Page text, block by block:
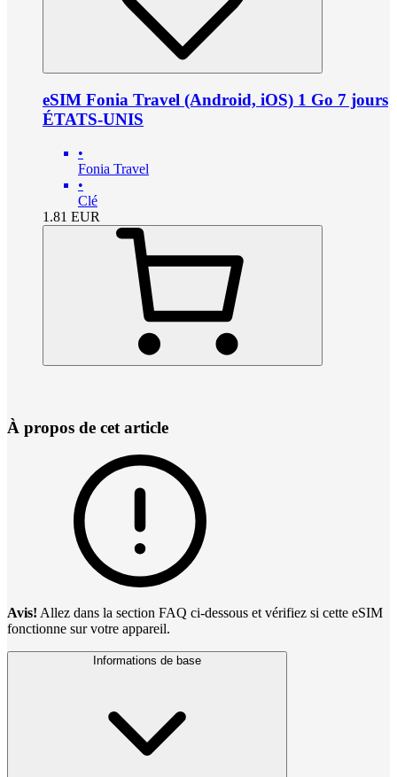
eSIM Fonia Travel (Android, iOS) 1 Go 7 jours
ÉTATS-UNIS
•
Fonia Travel
•
Clé
1.81 EUR
À propos de cet article
Avis! Allez dans la section FAQ ci-dessous et vérifiez si cette eSIM
fonctionne sur votre appareil.
Informations de base